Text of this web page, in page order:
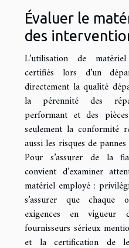
Évaluer le
des
L’utilisation de
certifiés lors d’un
directement la qualité
la pérennité des
performant et des
seulement la conformité
aussi les risques de
Pour s’assurer de la
convient d’examiner
matériel employé :
s’assurer que
exigences en vigueur
fournisseurs sérieux
et la certification de